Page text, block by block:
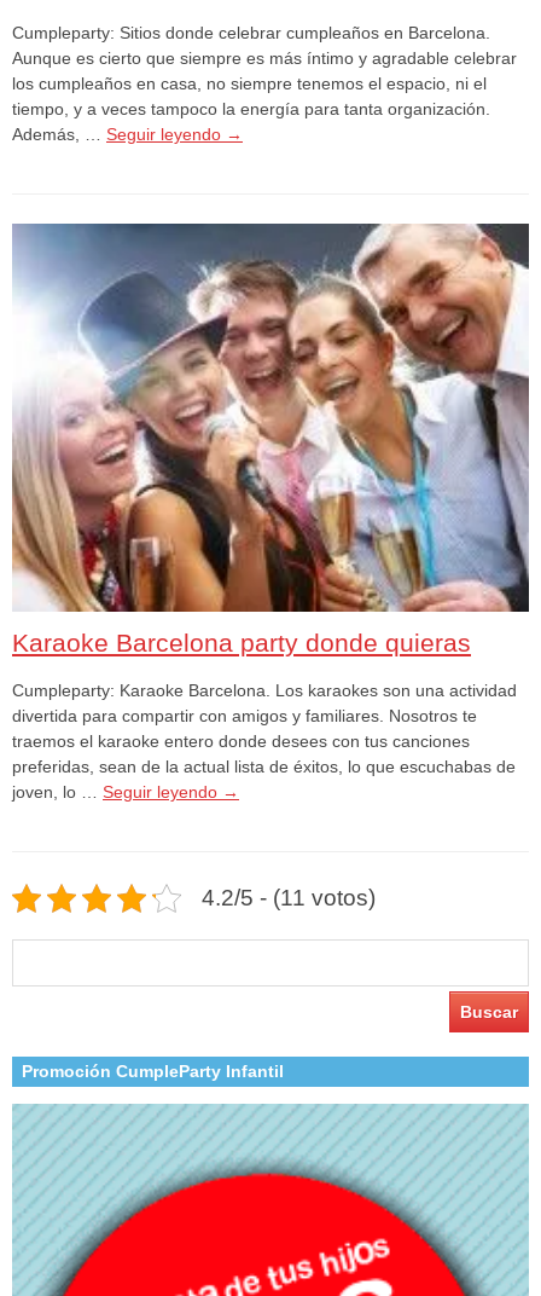
Cumpleparty: Sitios donde celebrar cumpleaños en Barcelona.
Aunque es cierto que siempre es más íntimo y agradable celebrar
los cumpleaños en casa, no siempre tenemos el espacio, ni el
tiempo, y a veces tampoco la energía para tanta organización.
Además, … Seguir leyendo →
Karaoke Barcelona party donde quieras
Cumpleparty: Karaoke Barcelona. Los karaokes son una actividad
divertida para compartir con amigos y familiares. Nosotros te
traemos el karaoke entero donde desees con tus canciones
preferidas, sean de la actual lista de éxitos, lo que escuchabas de
joven, lo … Seguir leyendo →
4.2/5 - (11 votos)
Promoción CumpleParty Infantil